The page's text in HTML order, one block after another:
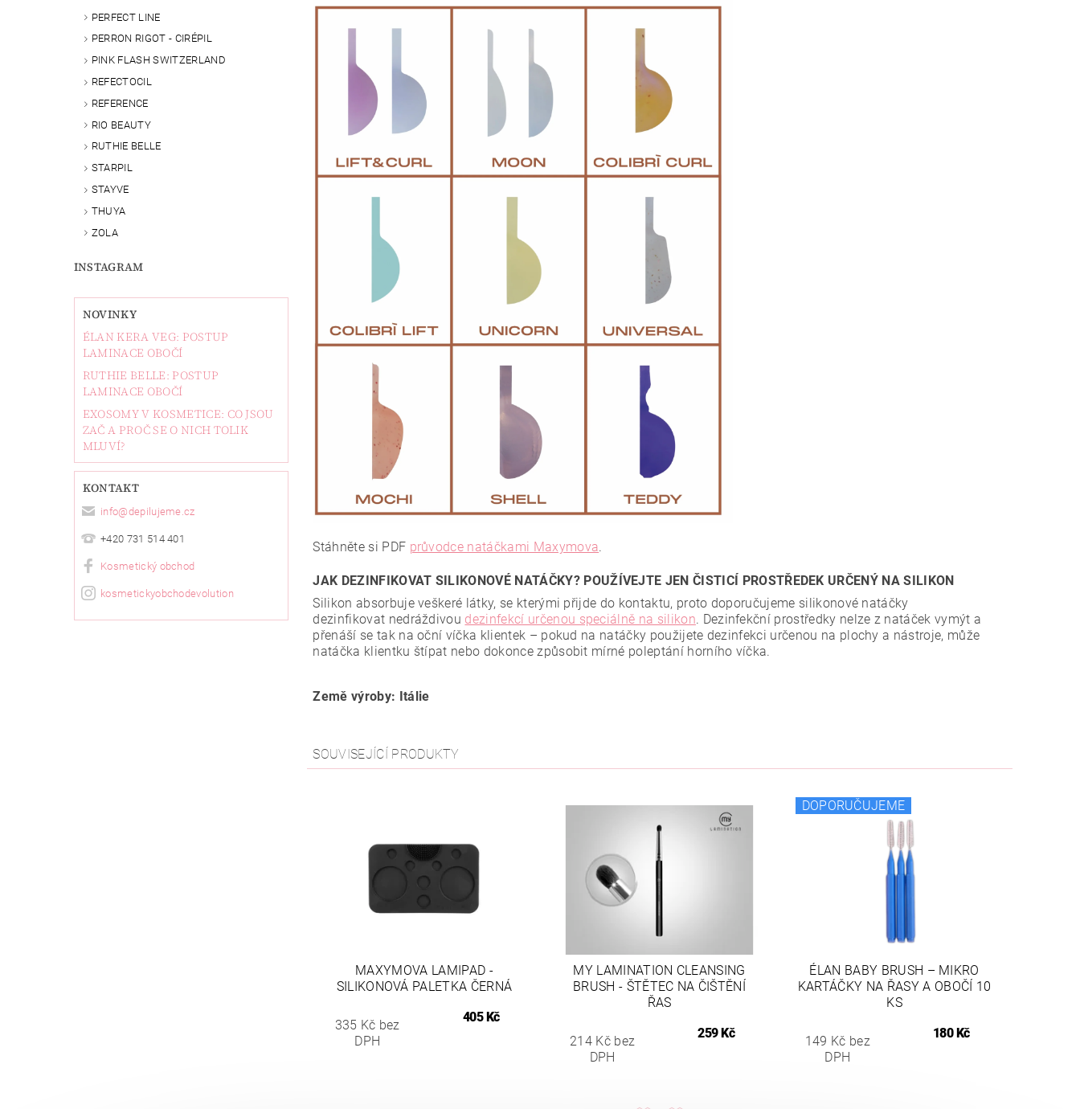
PERFECT LINE
PERRON RIGOT - CIRÉPIL
PINK FLASH SWITZERLAND
REFECTOCIL
REFERENCE
RIO BEAUTY
RUTHIE BELLE
STARPIL
STAYVE
THUYA
ZOLA
INSTAGRAM
NOVINKY
ÉLAN KERA VEG: POSTUP
LAMINACE OBOČÍ
RUTHIE BELLE: POSTUP
LAMINACE OBOČÍ
EXOSOMY V KOSMETICE: CO JSOU
ZAČ A PROČ SE O NICH TOLIK
MLUVÍ?
KONTAKT
info@depilujeme.cz
+420 731 514 401
Kosmetický obchod
kosmetickyobchodevolution
Stáhněte si PDF průvodce natáčkami Maxymova.
JAK DEZINFIKOVAT SILIKONOVÉ NATÁČKY? POUŽÍVEJTE JEN ČISTICÍ PROSTŘEDEK URČENÝ NA SILIKON
Silikon absorbuje veškeré látky, se kterými přijde do kontaktu, proto doporučujeme silikonové natáčky
dezinfikovat nedráždivou dezinfekcí určenou speciálně na silikon. Dezinfekční prostředky nelze z natáček vymýt a
přenáší se tak na oční víčka klientek – pokud na natáčky použijete dezinfekci určenou na plochy a nástroje, může
natáčka klientku štípat nebo dokonce způsobit mírné poleptání horního víčka.
Země výroby: Itálie
SOUVISEJÍCÍ PRODUKTY
MAXYMOVA LAMIPAD -
SILIKONOVÁ PALETKA ČERNÁ
335 Kč bez
DPH
405 Kč
MY LAMINATION CLEANSING
BRUSH - ŠTĚTEC NA ČIŠTĚNÍ
ŘAS
214 Kč bez
DPH
259 Kč
DOPORUČUJEME
ÉLAN BABY BRUSH – MIKRO
KARTÁČKY NA ŘASY A OBOČÍ 10
KS
149 Kč bez
DPH
180 Kč